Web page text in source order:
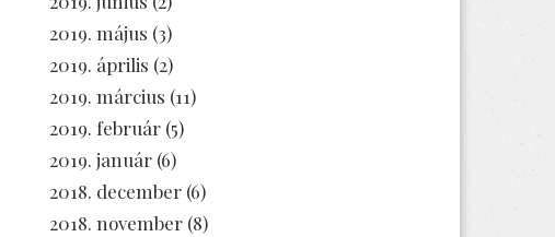
2019. május (3)
2019. április (2)
2019. március (11)
2019. február (5)
2019. január (6)
2018. december (6)
2018. november (8)